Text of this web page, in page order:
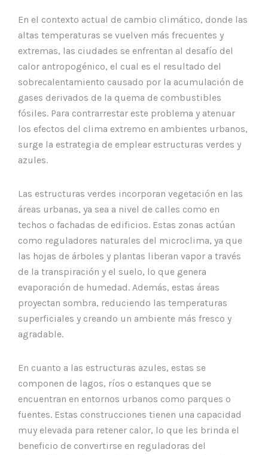
En el contexto actual de cambio climático, donde las
altas temperaturas se vuelven más frecuentes y
extremas, las ciudades se enfrentan al desafío del
calor antropogénico, el cual es el resultado del
sobrecalentamiento causado por la acumulación de
gases derivados de la quema de combustibles
fósiles. Para contrarrestar este problema y atenuar
los efectos del clima extremo en ambientes urbanos,
surge la estrategia de emplear estructuras verdes y
azules.
Las estructuras verdes incorporan vegetación en las
áreas urbanas, ya sea a nivel de calles como en
techos o fachadas de edificios. Estas zonas actúan
como reguladores naturales del microclima, ya que
las hojas de árboles y plantas liberan vapor a través
de la transpiración y el suelo, lo que genera
evaporación de humedad. Además, estas áreas
proyectan sombra, reduciendo las temperaturas
superficiales y creando un ambiente más fresco y
agradable.
En cuanto a las estructuras azules, estas se
componen de lagos, ríos o estanques que se
encuentran en entornos urbanos como parques o
fuentes. Estas construcciones tienen una capacidad
muy elevada para retener calor, lo que les brinda el
beneficio de convertirse en reguladoras del